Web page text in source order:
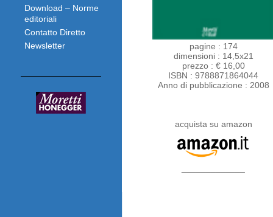
Download – Norme
editoriali
Contatto Diretto
Newsletter
pagine : 174
dimensioni : 14,5x21
prezzo : € 16,00
ISBN : 9788871864044
Anno di pubblicazione : 2008
acquista su amazon